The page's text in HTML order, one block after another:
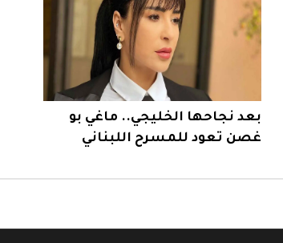
بعد نجاحها الخليجي.. ماغي بو
غصن تعود للمسرح اللبناني